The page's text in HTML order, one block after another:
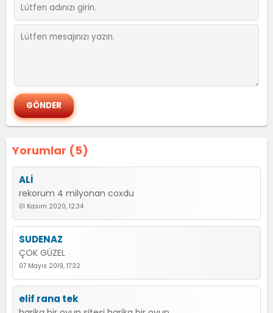
Yorumlar (5)
ALİ
rekorum 4 milyonan coxdu
01 Kasım 2020, 12:34
SUDENAZ
ÇOK GÜZEL
07 Mayıs 2019, 17:32
elif rana tek